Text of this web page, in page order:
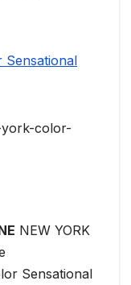
Sensational
york-color-
NEW YORK
Sensational